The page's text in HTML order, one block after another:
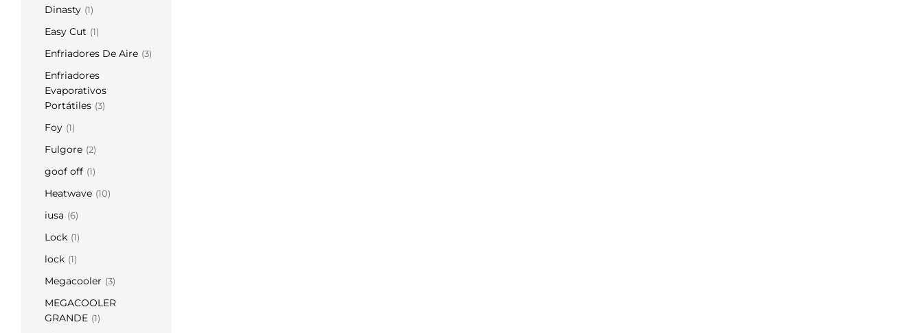
Dinasty (1)
Easy Cut (1)
Enfriadores De Aire (3)
Enfriadores
Evaporativos
Portátiles (3)
Foy (1)
Fulgore (2)
goof off (1)
Heatwave (10)
iusa (6)
Lock (1)
lock (1)
Megacooler (3)
MEGACOOLER
GRANDE (1)